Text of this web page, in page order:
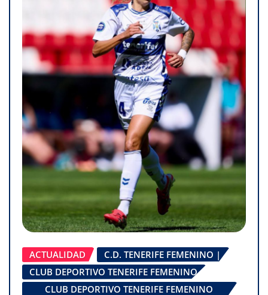
ACTUALIDAD
C.D. TENERIFE FEMENINO |
CLUB DEPORTIVO TENERIFE FEMENINO
CLUB DEPORTIVO TENERIFE FEMENINO